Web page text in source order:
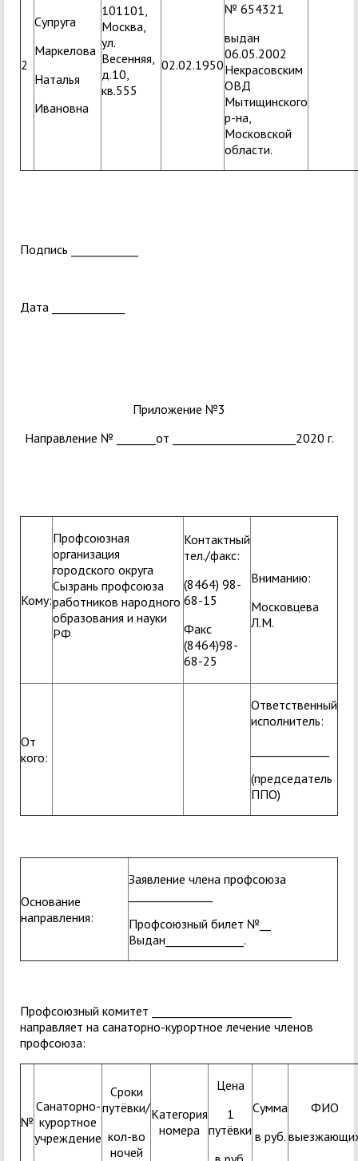
2
Супруга
Маркелова
Наталья
Ивановна
101101,
Москва,
ул.
Весенняя,
д.10,
кв.555
02.02.1950
№ 654321
выдан
06.05.2002
Некрасовским
ОВД
Мытищинского
р-на,
Московской
области.
Подпись ____________
Дата _____________
Приложение №3
Направление № _______от ______________________2020 г.
Кому:
Профсоюзная
организация
городского округа
Сызрань профсоюза
работников народного
образования и науки
РФ
Контактный
тел./факс:
(8464) 98-
68-15
Факс
(8464)98-
68-25
Вниманию:
Московцева
Л.М.
От
кого:
Ответственный
исполнитель:
(председатель
ППО)
Основание
направления:
Заявление члена профсоюза
Профсоюзный билет №__
Выдан______________.
Профсоюзный комитет _________________________
направляет на санаторно-курортное лечение членов
профсоюза:
№
Санаторно-
курортное
учреждение
Сроки
путёвки/
кол-во
ночей
Категория
номера
Цена
1
путёвки
Сумма
в руб.
ФИО